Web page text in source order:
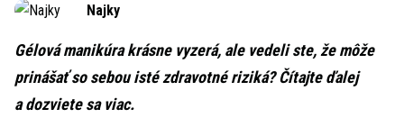
Najky
Gélová manikúra krásne vyzerá, ale vedeli ste, že môže
prinášať so sebou isté zdravotné riziká? Čítajte ďalej
a dozviete sa viac.